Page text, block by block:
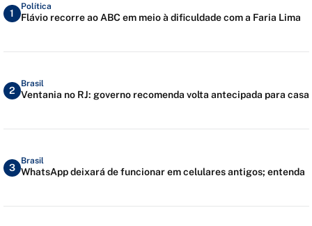
1
Política
Flávio recorre ao ABC em meio à dificuldade com a Faria Lima
2
Brasil
Ventania no RJ: governo recomenda volta antecipada para casa
3
Brasil
WhatsApp deixará de funcionar em celulares antigos; entenda